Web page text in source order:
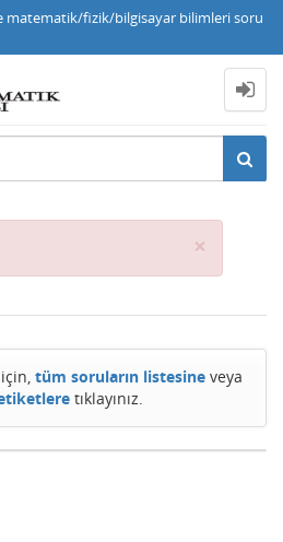
matematik/fizik/bilgisayar bilimleri soru
×
tüm soruların listesine veya
tıklayınız.